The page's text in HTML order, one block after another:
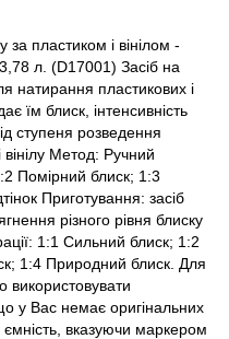
пластиком і вінілом -
л. (D17001) Засіб на
натирання пластикових і
їм блиск, інтенсивність
ступеня розведення
Метод: Ручний
Помірний блиск; 1:3
Приготування: засіб
різного рівня блиску
1:1 Сильний блиск; 1:2
1:4 Природний блиск. Для
використовувати
у Вас немає оригінальних
вказуючи маркером